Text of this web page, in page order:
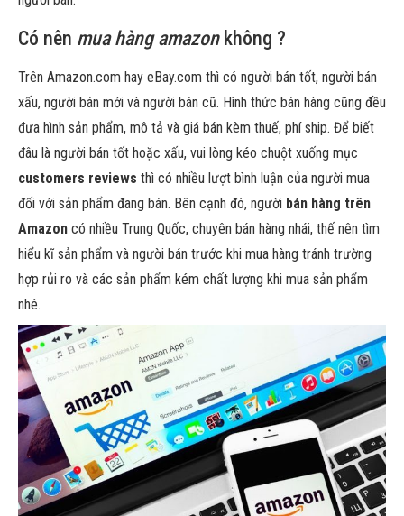
Có nên mua hàng amazonkhông ?
Trên Amazon.com hay eBay.com thì có người bán tốt, người bán
xấu, người bán mới và người bán cũ. Hình thức bán hàng cũng đều
đưa hình sản phẩm, mô tả và giá bán kèm thuế, phí ship. Để biết
đâu là người bán tốt hoặc xấu, vui lòng kéo chuột xuống mục
customers reviews thì có nhiều lượt bình luận của người mua
đối với sản phẩm đang bán. Bên cạnh đó, người bán hàng trên
Amazon có nhiều Trung Quốc, chuyên bán hàng nhái, thế nên tìm
hiểu kĩ sản phẩm và người bán trước khi mua hàng tránh trường
hợp rủi ro và các sản phẩm kém chất lượng khi mua sản phẩm
nhé.